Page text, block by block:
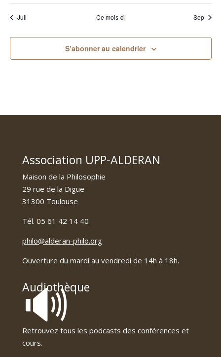
Juil Ce mois-ci Sep
S’abonner au calendrier
Association UPP-ALDERAN
Maison de la Philosophie
29 rue de la Digue
31300 Toulouse
Tél. 05 61 42 14 40
philo@alderan-philo.org
Ouverture du mardi au vendredi de 14h à 18h.
Audiothèque
🔊
Retrouvez tous les podcasts des conférences et
cours.